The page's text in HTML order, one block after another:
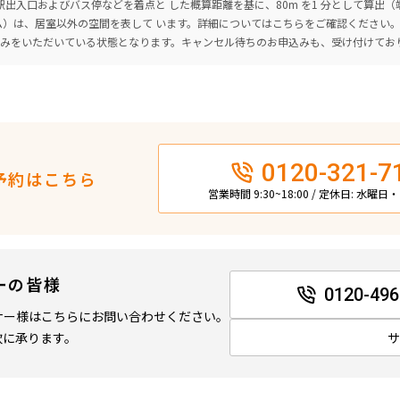
入口およびバス停などを着点と した概算距離を基に、80m を1 分として算出
は、居室以外の空間を表して います。詳細についてはこちらをご確認ください。
をいただいている状態となります。キャンセル待ちのお申込みも、受け付けてお
約はこちら 0120-321-
営業時間 9:30~18:00 / 定休日: 水曜日
の皆様
様はこちらにお問い合わせください。
承ります。
0120-